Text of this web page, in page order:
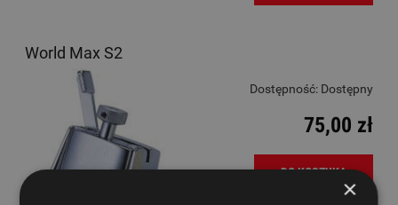
World Max S2
Dostępność: Dostępny
75,00 zł
DO KOSZYKA
×